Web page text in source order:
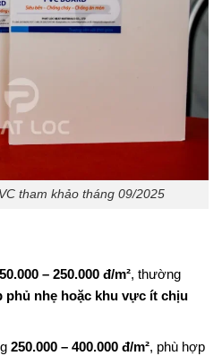
tham khảo tháng 09/2025
– 250.000 đ/m², thường
phủ nhẹ hoặc khu vực ít chịu
250.000 – 400.000 đ/m², phù hợp